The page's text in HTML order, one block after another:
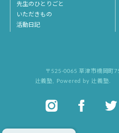
先生のひとりごと
いただきもの
活動日記
〒525-0065 草津市橋岡町
辻義塾
Powered by 辻義塾.